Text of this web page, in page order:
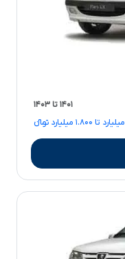
۱۴۰۱ تا ۱۴۰۳